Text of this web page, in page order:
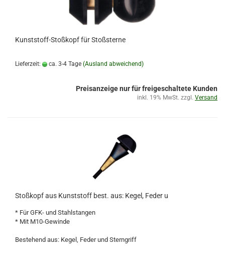
Kunststoff-Stoßkopf für Stoßsterne
Lieferzeit: ca. 3-4 Tage (Ausland abweichend)
Preisanzeige nur für freigeschaltete Kunden
inkl. 19% MwSt. zzgl. Versand
Stoßkopf aus Kunststoff best. aus: Kegel, Feder u
* Für GFK- und Stahlstangen
* Mit M10-Gewinde
Bestehend aus: Kegel, Feder und Sterngriff